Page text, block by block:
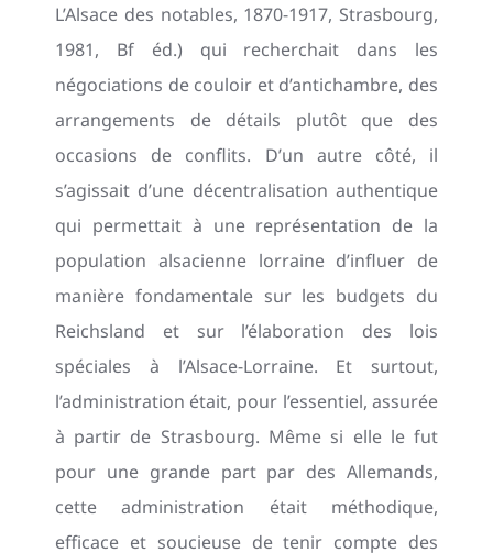
L’Alsace des notables, 1870-1917, Strasbourg,
1981, Bf éd.) qui recherchait dans les
négociations de couloir et d’antichambre, des
arrangements de détails plutôt que des
occasions de conflits. D’un autre côté, il
s’agissait d’une décentralisation authentique
qui permettait à une représentation de la
population alsacienne lorraine d’influer de
manière fondamentale sur les budgets du
Reichsland et sur l’élaboration des lois
spéciales à l’Alsace-Lorraine. Et surtout,
l’administration était, pour l’essentiel, assurée
à partir de Strasbourg. Même si elle le fut
pour une grande part par des Allemands,
cette administration était méthodique,
efficace et soucieuse de tenir compte des